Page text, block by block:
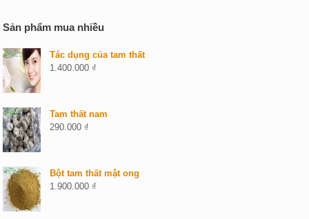
Sản phẩm mua nhiều
Tác dụng của tam thất
1.400.000 ₫
Tam thất nam
290.000 ₫
Bột tam thất mật ong
1.900.000 ₫